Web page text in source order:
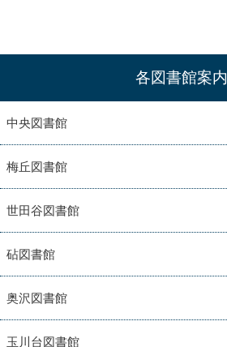
各図書館案内
中央図書館
梅丘図書館
世田谷図書館
砧図書館
奥沢図書館
玉川台図書館